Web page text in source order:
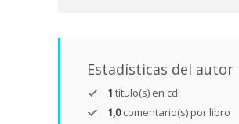
Estadísticas del autor
1 título(s) en cdl
1,0comentario(s) por libro